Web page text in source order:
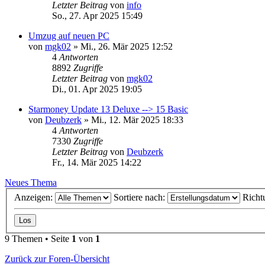
Letzter Beitrag von info
So., 27. Apr 2025 15:49
Umzug auf neuen PC
von mgk02 » Mi., 26. Mär 2025 12:52
4 Antworten
8892 Zugriffe
Letzter Beitrag von mgk02
Di., 01. Apr 2025 19:05
Starmoney Update 13 Deluxe --> 15 Basic
von Deubzerk » Mi., 12. Mär 2025 18:33
4 Antworten
7330 Zugriffe
Letzter Beitrag von Deubzerk
Fr., 14. Mär 2025 14:22
Neues Thema
Anzeigen:
Sortiere nach:
9 Themen • Seite 1 von 1
Zurück zur Foren-Übersicht